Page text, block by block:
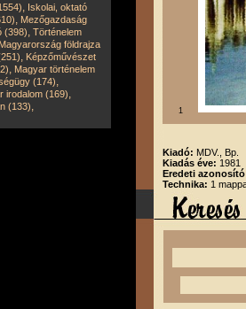
, Iskolai, oktató
, Mezőgazdaság
(398), Történelem
Magyarország földrajza
, Képzőművészet
, Magyar történelem
(174),
irodalom (169),
(133), 1
Kiadó: MDV., Bp.
Kiadás éve: 1981
Eredeti
Technika: 1